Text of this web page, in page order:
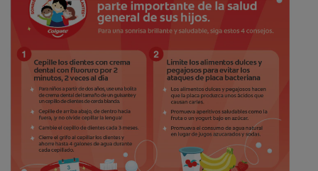
CHEQUEO DE SALUD BUCAL
PARA PROFESIONALES
CUPONES